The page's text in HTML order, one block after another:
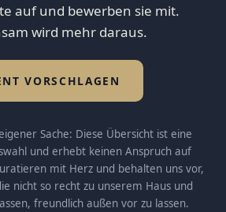
auf und bewerben sie mit.
wird mehr daraus.
VORSCHLAGEN
Sache: Diese Übersicht ist eine
und erhebt keinen Anspruch auf
mit Herz und behalten uns vor,
nicht so recht zu unserem Haus und
freundlich außen vor zu lassen.